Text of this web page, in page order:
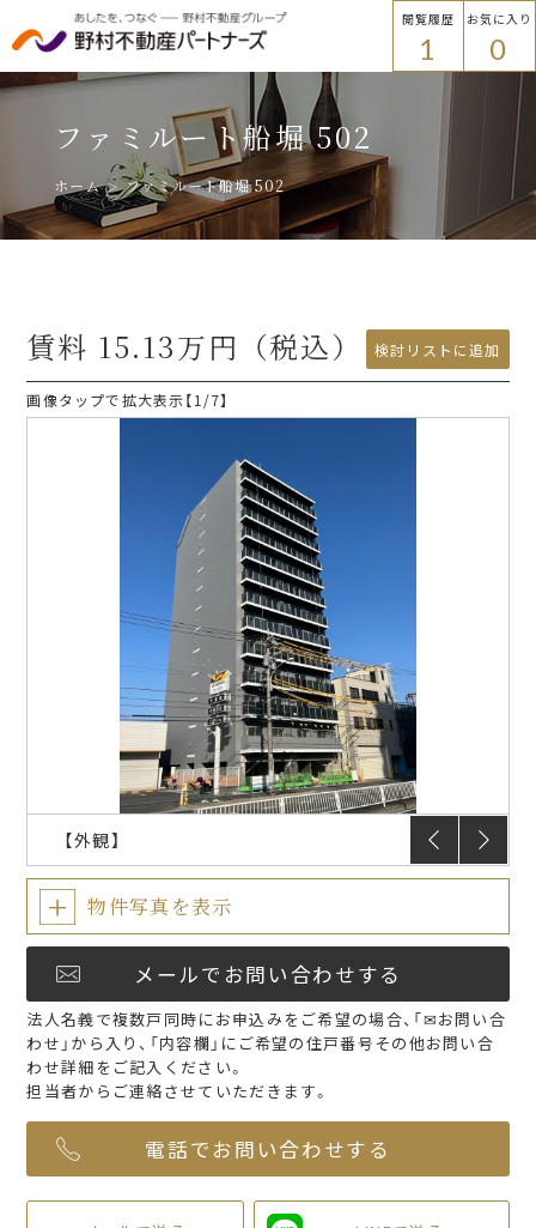
閲覧履歴
1
お気に入り
0
物件を探す
路線・駅名から探す
プラウドフラット
トップ
物件を探す
エリアから探す
プラウドフラット
入居のしおり
入居者限定サービス
仲介会社様
ファミルート船堀 502
ホーム ファミルート船堀 502
賃料 15.13万円（税込） 検討リストに追加
検討リストに追加
画像タップで拡大表示【1 /7】
【外観】
物件写真を表示
メールでお問い合わせする
法人名義で複数戸同時にお申込みをご希望の場合、「✉お問い合
わせ」から入り、「内容欄」にご希望の住戸番号その他お問い合
わせ詳細をご記入ください。
担当者からご連絡させていただきます。
電話でお問い合わせする